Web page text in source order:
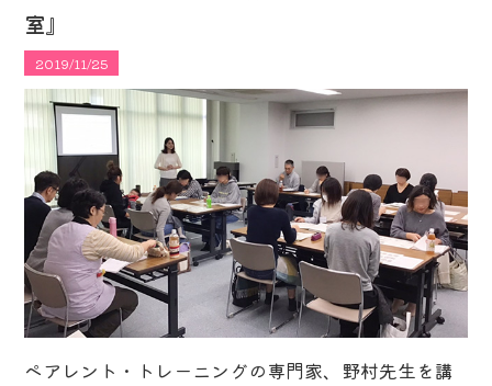
室』
2019/11/25
ペアレント・トレーニングの専門家、野村先生を講